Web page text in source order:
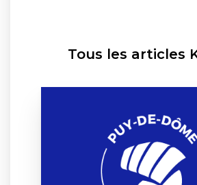
Tous les articles